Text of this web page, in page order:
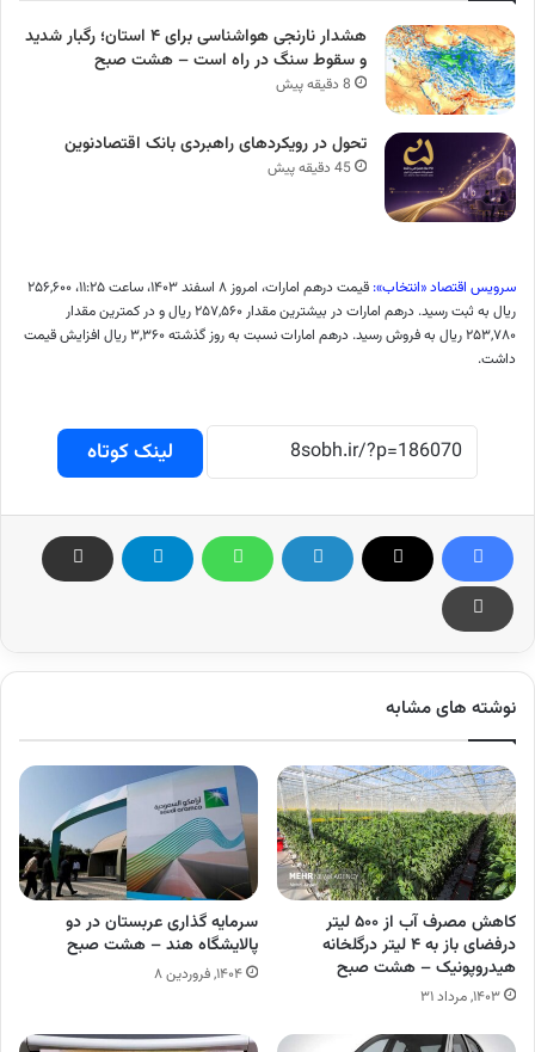
هشدار نارنجی هواشناسی برای ۴ استان؛ رگبار شدید
و سقوط سنگ در راه است – هشت صبح
8 دقیقه پیش
تحول در رویکردهای راهبردی بانک اقتصادنوین
45 دقیقه پیش
سرویس اقتصاد «انتخاب»:
قیمت درهم امارات، امروز ۸ اسفند ۱۴۰۳، ساعت ۱۱:۲۵، ۲۵۶,۶۰۰
ریال به ثبت رسید. درهم امارات در بیشترین مقدار ۲۵۷,۵۶۰ ریال و در کمترین مقدار
۲۵۳,۷۸۰ ریال به فروش رسید. درهم امارات نسبت به روز گذشته ۳,۳۶۰ ریال افزایش قیمت
داشت.
لینک کوتاه
نوشته های مشابه
کاهش مصرف آب از ۵۰۰ لیتر
درفضای باز به ۴ لیتر درگلخانه
هیدروپونیک – هشت صبح
۱۴۰۳, مرداد ۳۱
سرمایه گذاری عربستان در دو
پالایشگاه هند – هشت صبح
۱۴۰۴, فروردین ۸